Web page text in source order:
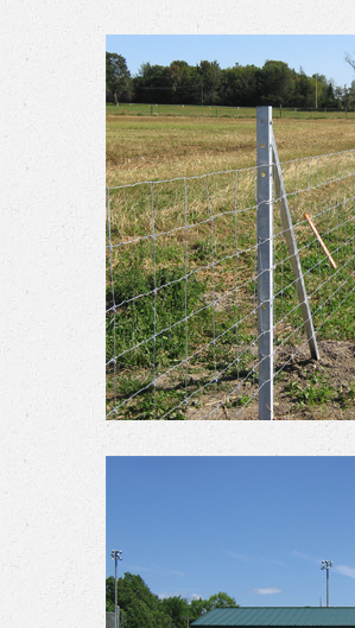
Clôture